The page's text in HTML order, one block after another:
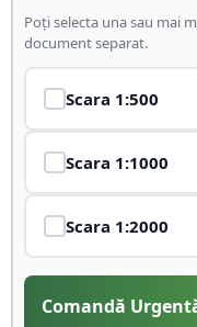
Poți selecta una sau mai
document separat.
Scara 1:500
Scara 1:1000
Scara 1:2000
Comandă